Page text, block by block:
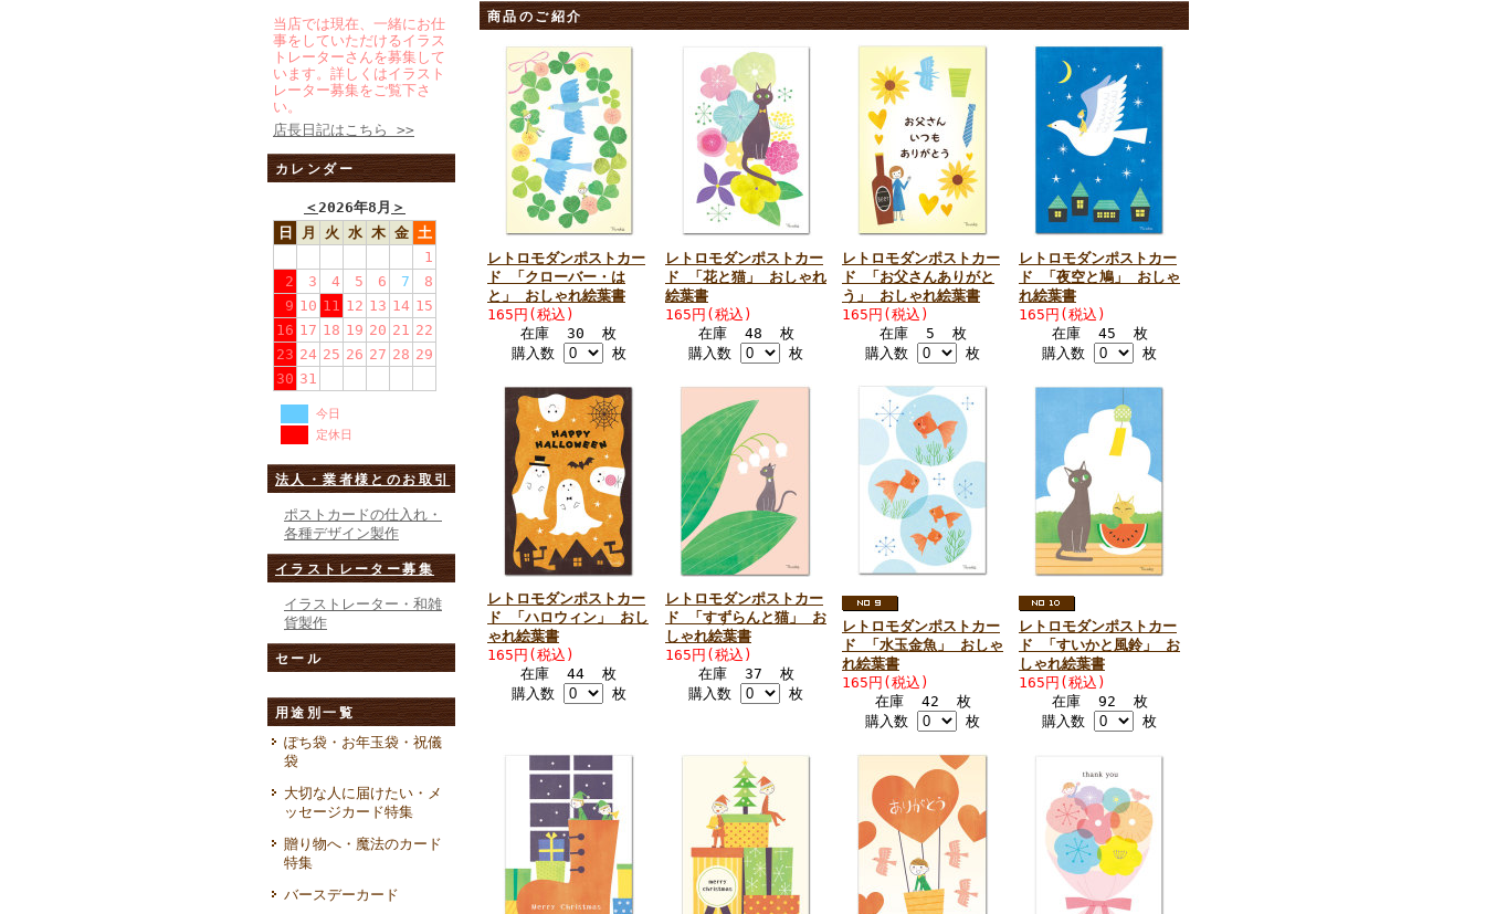
当店では現在、一緒にお仕
事をしていただけるイラス
トレーターさんを募集して
います。詳しくはイラスト
レーター募集をご覧下さ
い。
店長日記はこちら >>
カレンダー
＜2026年8月 ＞
日
月 火 水 木 金 土
1
2
3 4 5 6 7
8
9 10 11 12 13 14 15
16 17 18 19 20 21 22
23 24 25 26 27 28 29
30 31
今日
定休日
法人・業者様とのお取引
ポストカードの仕入れ・
各種デザイン製作
イラストレーター募集
イラストレーター・和雑
貨製作
セール
用途別一覧
ぽち袋・お年玉袋・祝儀
袋
大切な人に届けたい・メ
ッセージカード特集
贈り物へ・魔法のカード
特集
バースデーカード
商品のご紹介
レトロモダンポストカー
ド 「クローバー・は
と」 おしゃれ絵葉書
165円(税込)
在庫 30 枚
購入数
枚
レトロモダンポストカー
ド 「花と猫」 おしゃれ
絵葉書
165円(税込)
在庫 48 枚
購入数
枚
レトロモダンポストカー
ド 「お父さんありがと
う」 おしゃれ絵葉書
165円(税込)
在庫 5 枚
購入数
枚
レトロモダンポストカー
ド 「夜空と鳩」 おしゃ
れ絵葉書
165円(税込)
在庫 45 枚
購入数
枚
レトロモダンポストカー
ド 「ハロウィン」 おし
ゃれ絵葉書
165円(税込)
在庫 44 枚
購入数
枚
レトロモダンポストカー
ド 「すずらんと猫」 お
しゃれ絵葉書
165円(税込)
在庫 37 枚
購入数
枚
レトロモダンポストカー
ド 「水玉金魚」 おしゃ
れ絵葉書
165円(税込)
在庫 42 枚
購入数
枚
レトロモダンポストカー
ド 「すいかと風鈴」 お
しゃれ絵葉書
165円(税込)
在庫 92 枚
購入数
枚